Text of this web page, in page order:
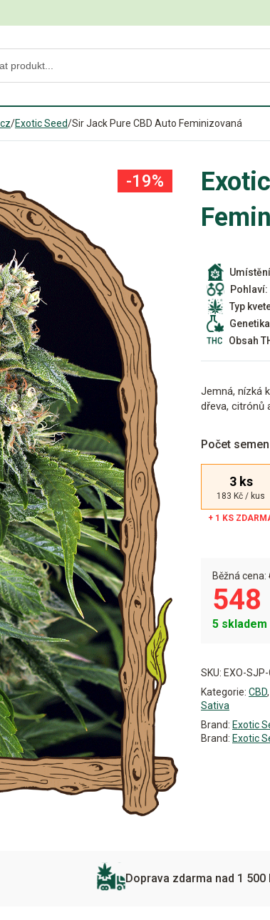
/Exotic Seed/Sir Jack Pure CBD Auto Feminizovaná
Pohlaví:
Typ
Obsah
Jemná, nízká
dřeva, citrónů
Počet
3 ks
183 Kč / kus
Běžná cena:
-19%
548
5 skladem
SKU: EXO-
Kategorie: CBD,
Sativa
Brand: Exotic
Brand: Exotic
Doprava zdarma nad 1 500